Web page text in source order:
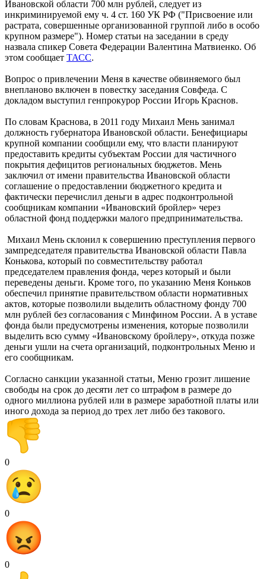
Ивановской области 700 млн рублей, следует из
инкриминируемой ему ч. 4 ст. 160 УК РФ ("Присвоение или
растрата, совершенные организованной группой либо в особо
крупном размере"). Номер статьи на заседании в среду
назвала спикер Совета Федерации Валентина Матвиенко. Об
этом сообщает ТАСС.
Вопрос о привлечении Меня в качестве обвиняемого был
внепланово включен в повестку заседания Совфеда. С
докладом выступил генпрокурор России Игорь Краснов.
По словам Краснова, в 2011 году Михаил Мень занимал
должность губернатора Ивановской области. Бенефициары
крупной компании сообщили ему, что власти планируют
предоставить кредиты субъектам России для частичного
покрытия дефицитов региональных бюджетов. Мень
заключил от имени правительства Ивановской области
соглашение о предоставлении бюджетного кредита и
фактически перечислил деньги в адрес подконтрольной
сообщникам компании «Ивановский бройлер» через
областной фонд поддержки малого предпринимательства.
Михаил Мень склонил к совершению преступления первого
зампредседателя правительства Ивановской области Павла
Конькова, который по совместительству работал
председателем правления фонда, через который и были
переведены деньги. Кроме того, по указанию Меня Коньков
обеспечил принятие правительством области нормативных
актов, которые позволили выделить областному фонду 700
млн рублей без согласования с Минфином России. А в уставе
фонда были предусмотрены изменения, которые позволили
выделить всю сумму «Ивановскому бройлеру», откуда позже
деньги ушли на счета организаций, подконтрольных Меню и
его сообщникам.
Согласно санкции указанной статьи, Меню грозит лишение
свободы на срок до десяти лет со штрафом в размере до
одного миллиона рублей или в размере заработной платы или
иного дохода за период до трех лет либо без такового.
0
0
0